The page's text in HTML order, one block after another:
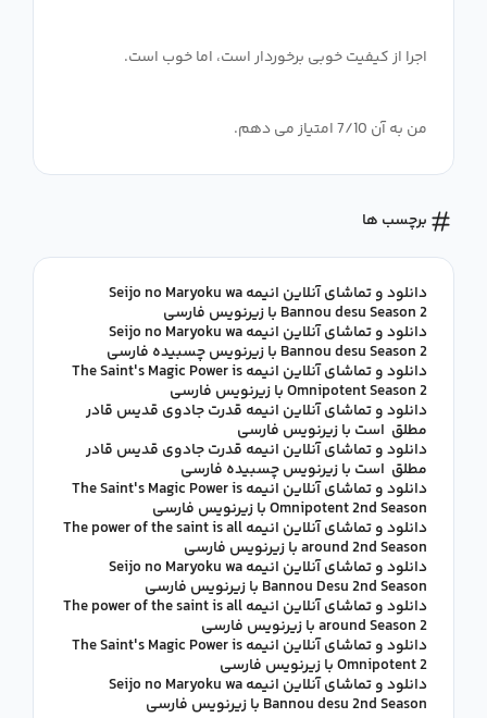
من به آن 7/10 امتیاز می دهم.
برچسب ها
دانلود و تماشای آنلاین انیمه Seijo no Maryoku wa
Bannou desu Season 2 با زیرنویس فارسی
دانلود و تماشای آنلاین انیمه Seijo no Maryoku wa
Bannou desu Season 2 با زیرنویس چسبیده فارسی
دانلود و تماشای آنلاین انیمه The Saint's Magic Power is
Omnipotent Season 2 با زیرنویس فارسی
دانلود و تماشای آنلاین انیمه قدرت جادوی قدیس قادر
مطلق است با زیرنویس فارسی
دانلود و تماشای آنلاین انیمه قدرت جادوی قدیس قادر
مطلق است با زیرنویس چسبیده فارسی
دانلود و تماشای آنلاین انیمه The Saint's Magic Power is
Omnipotent 2nd Season با زیرنویس فارسی
دانلود و تماشای آنلاین انیمه The power of the saint is all
around 2nd Season با زیرنویس فارسی
دانلود و تماشای آنلاین انیمه Seijo no Maryoku wa
Bannou Desu 2nd Season با زیرنویس فارسی
دانلود و تماشای آنلاین انیمه The power of the saint is all
around Season 2 با زیرنویس فارسی
دانلود و تماشای آنلاین انیمه The Saint's Magic Power is
Omnipotent 2 با زیرنویس فارسی
دانلود و تماشای آنلاین انیمه Seijo no Maryoku wa
Bannou desu 2nd Season با زیرنویس فارسی